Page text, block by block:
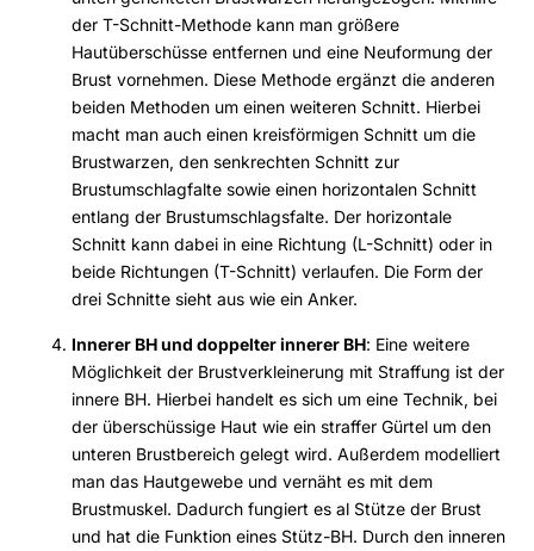
der T-Schnitt-Methode kann man größere
Hautüberschüsse entfernen und eine Neuformung der
Brust vornehmen. Diese Methode ergänzt die anderen
beiden Methoden um einen weiteren Schnitt. Hierbei
macht man auch einen kreisförmigen Schnitt um die
Brustwarzen, den senkrechten Schnitt zur
Brustumschlagfalte sowie einen horizontalen Schnitt
entlang der Brustumschlagsfalte. Der horizontale
Schnitt kann dabei in eine Richtung (L-Schnitt) oder in
beide Richtungen (T-Schnitt) verlaufen. Die Form der
drei Schnitte sieht aus wie ein Anker.
Innerer BH und doppelter innerer BH: Eine weitere
Möglichkeit der Brustverkleinerung mit Straffung ist der
innere BH. Hierbei handelt es sich um eine Technik, bei
der überschüssige Haut wie ein straffer Gürtel um den
unteren Brustbereich gelegt wird. Außerdem modelliert
man das Hautgewebe und vernäht es mit dem
Brustmuskel. Dadurch fungiert es al Stütze der Brust
und hat die Funktion eines Stütz-BH. Durch den inneren